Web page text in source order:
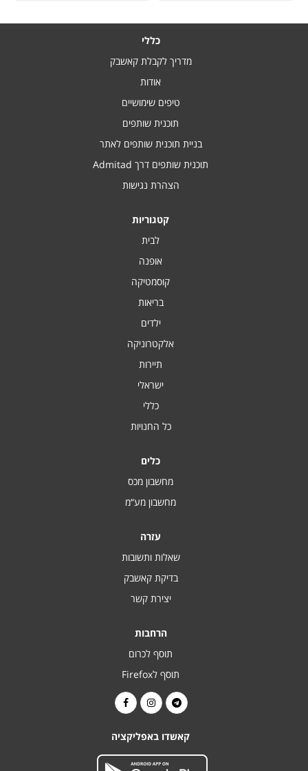
כללי
מדריך לקבלת קאשבק
אודות
טיפים שימושיים
תוכנית שותפים
בניית תוכנית שותפים לאתר
תוכנית שותפים דרך Admitad
הצהרת נגישות
קטגוריות
לבית
אופנה
קוסמטיקה
בריאות
ילדים
אלקטרוניקה
תיירות
ישראלי
כללי
כל החנויות
כלים
מחשבון מכס
מחשבון מע“מ
עזרה
שאלות ותשובות
בדיקת קאשבק
יצירת קשר
הרחבות
תוסף לכרום
תוסף לFirefox
קאשדו באפליקציה